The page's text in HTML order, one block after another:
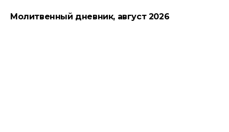
Молитвенный дневник, август 2026